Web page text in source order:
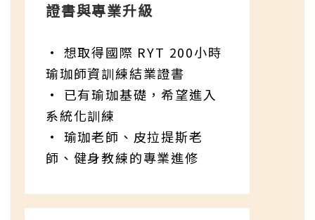
證書與專業升級
• 想取得國際 RYT 200小時
瑜珈師資訓練結業證書
• 已有瑜珈基礎，希望進入
系統化訓練
• 瑜珈老師、皮拉提斯老
師、健身教練的專業進修